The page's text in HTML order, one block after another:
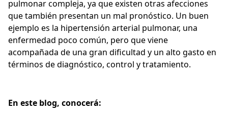
pulmonar compleja, ya que existen otras afecciones
que también presentan un mal pronóstico. Un buen
ejemplo es la hipertensión arterial pulmonar, una
enfermedad poco común, pero que viene
acompañada de una gran dificultad y un alto gasto en
términos de diagnóstico, control y tratamiento.
En este blog, conocerá: